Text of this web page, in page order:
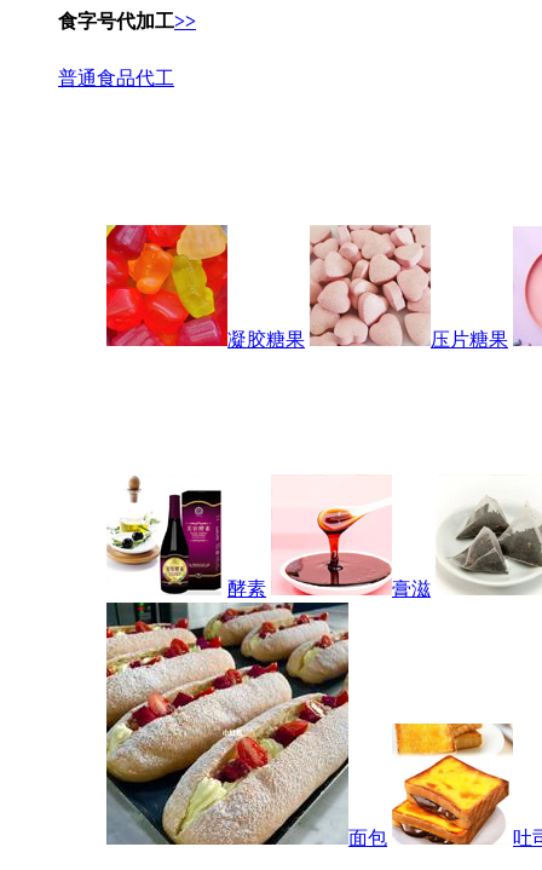
食字号代加工>>
普通食品代工
凝胶糖果 压片糖果
酵素 膏滋
面包 吐